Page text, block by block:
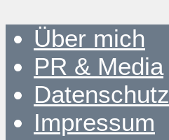
Über mich
PR & Media
Datenschutz
Impressum